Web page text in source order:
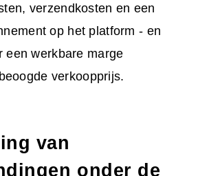
verzendkosten en een
op het platform - en
een werkbare marge
verkoopprijs.
van
onder de